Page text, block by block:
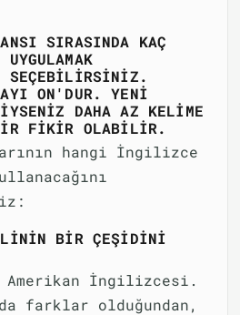
SIRASINDA KAÇ
ON'DUR. YENI
DAHA AZ KELIME
FIKIR OLABILIR.
hangi İngilizce
BIR ÇEŞIDINI
İngilizcesi.
farklar olduğundan,